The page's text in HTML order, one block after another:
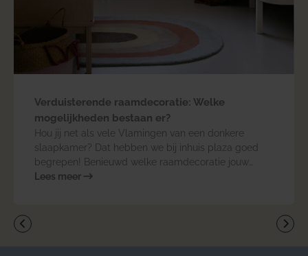
Verduisterende raamdecoratie: Welke
mogelijkheden bestaan er?
Hou jij net als vele Vlamingen van een donkere
slaapkamer? Dat hebben we bij inhuis plaza goed
begrepen! Benieuwd welke raamdecoratie jouw
kamer het best hult in duisternis? Wij lichten de
Lees meer
Vorige